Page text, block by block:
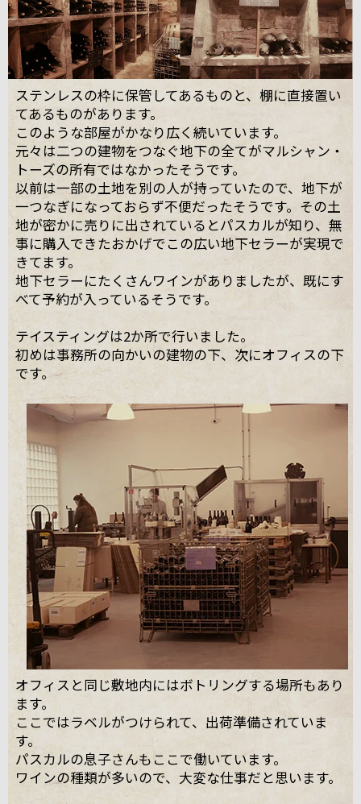
ステンレスの枠に保管してあるものと、棚に直接置い
てあるものがあります。
このような部屋がかなり広く続いています。
元々は二つの建物をつなぐ地下の全てがマルシャン・
トーズの所有ではなかったそうです。
以前は一部の土地を別の人が持っていたので、地下が
一つなぎになっておらず不便だったそうです。その土
地が密かに売りに出されているとパスカルが知り、無
事に購入できたおかげでこの広い地下セラーが実現で
きてます。
地下セラーにたくさんワインがありましたが、既にす
べて予約が入っているそうです。
テイスティングは2か所で行いました。
初めは事務所の向かいの建物の下、次にオフィスの下
です。
オフィスと同じ敷地内にはボトリングする場所もあり
ます。
ここではラベルがつけられて、出荷準備されていま
す。
パスカルの息子さんもここで働いています。
ワインの種類が多いので、大変な仕事だと思います。